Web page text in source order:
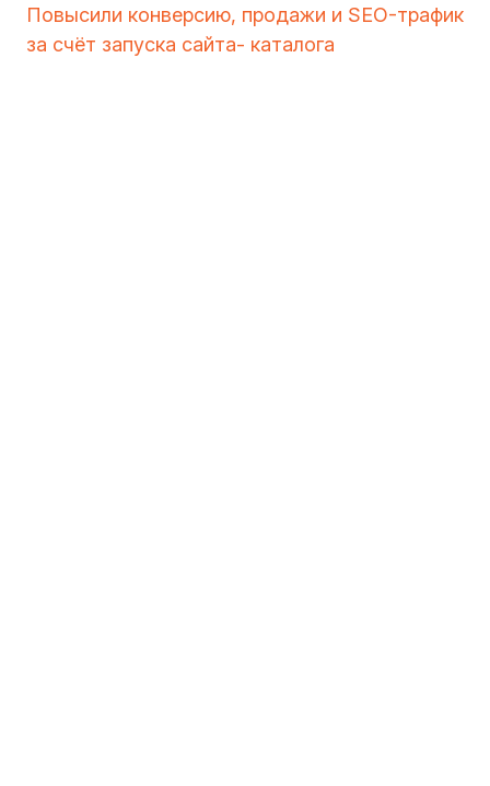
Повысили конверсию, продажи и SEO-трафик
за счёт запуска сайта- каталога